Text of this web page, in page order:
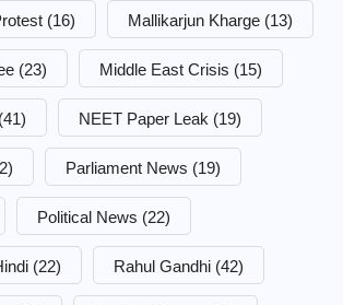
(16) Mallikarjun Kharge (13)
(23) Middle East Crisis (15)
(41) NEET Paper Leak (19)
Parliament News (19)
Political News (22)
(22) Rahul Gandhi (42)